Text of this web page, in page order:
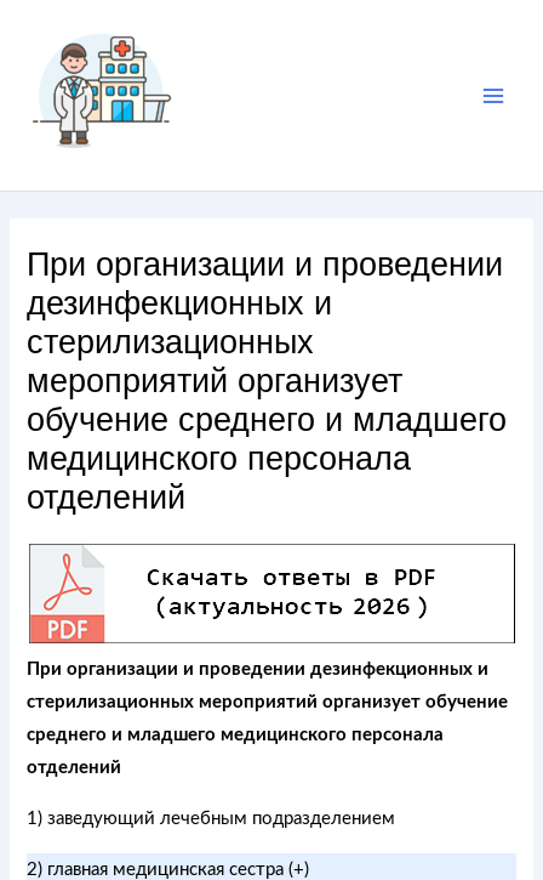
При организации и проведении
дезинфекционных и
стерилизационных
мероприятий организует
обучение среднего и младшего
медицинского персонала
отделений
При организации и проведении дезинфекционных и
стерилизационных мероприятий организует обучение
среднего и младшего медицинского персонала
отделений
1) заведующий лечебным подразделением
2) главная медицинская сестра (+)